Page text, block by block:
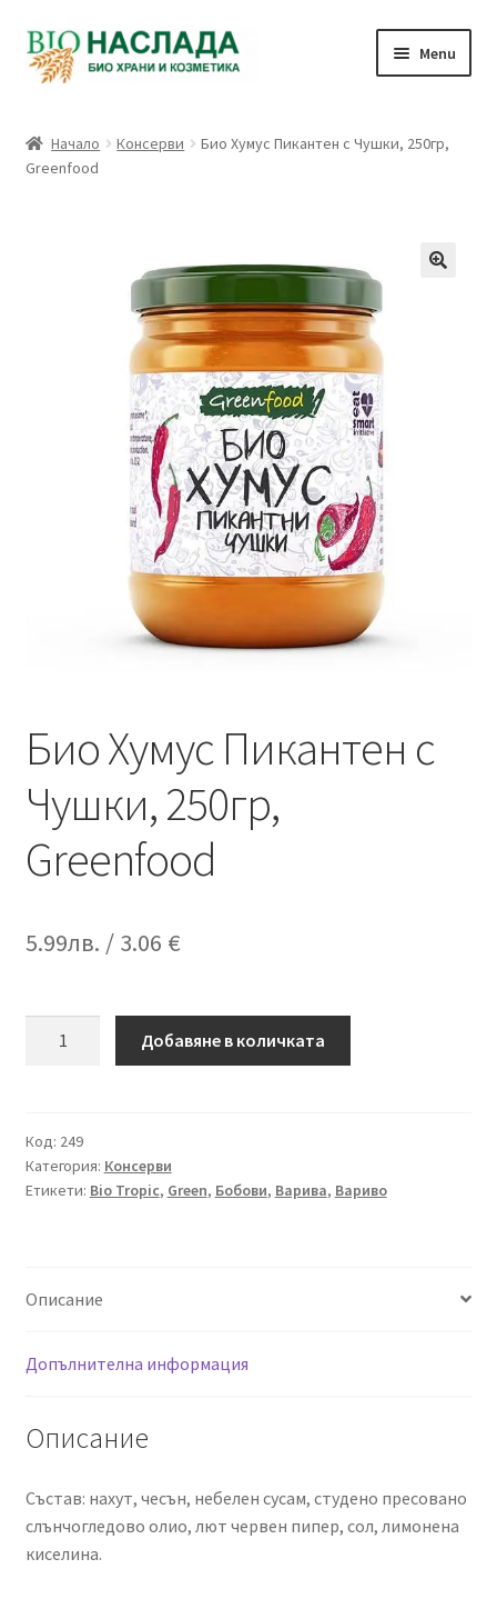
Skip
to
Skip
to
Menu
Количка
Начало Консерви
Био Хумус Пикантен с Чушки, 250гр,
Greenfood
Био Хумус Пикантен с
Чушки, 250гр,
Greenfood
5.99лв. / 3.06 €
Пикантен
с
Чушки,
Добавяне в количката
Код: 249
Категория: Консерви
Етикети: Bio Tropic, Green, Бобови, Варива, Вариво
Описание
Допълнителна информация
Описание
Състав: нахут, чесън, небелен сусам, студено пресовано
слънчогледово олио, лют червен пипер, сол, лимонена
киселина.